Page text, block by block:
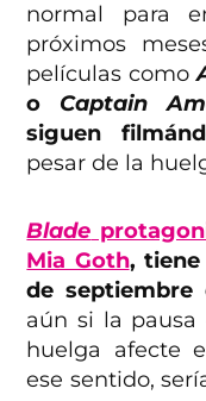
normal para
próximos
películas como
o Captain
siguen
pesar de la
Blade
Mia Goth, tiene
de septiembre
aún si la
huelga afecte
ese sentido,